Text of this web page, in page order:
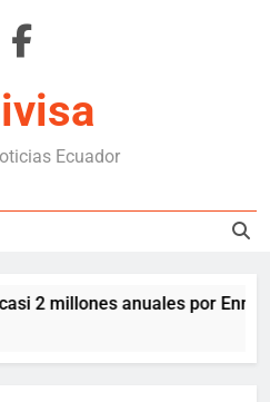
Ecuador
2 millones anuales por Enner